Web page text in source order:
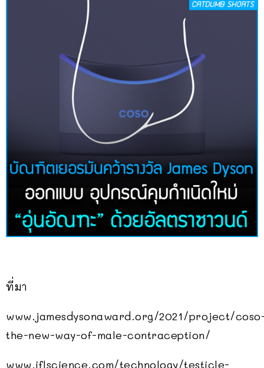
ที่มา
www.jamesdysonaward.org/2021/project/
the-new-way-of-male-contraception/
www.iflscience.com/technology/testicle-